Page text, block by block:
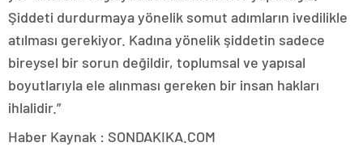
Şiddeti durdurmaya yönelik somut adımların ivedilikle
atılması gerekiyor. Kadına yönelik şiddetin sadece
bireysel bir sorun değildir, toplumsal ve yapısal
boyutlarıyla ele alınması gereken bir insan hakları
ihlalidir.”
Haber Kaynak : SONDAKIKA.COM